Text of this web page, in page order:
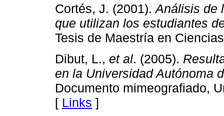
Cortés, J. (2001).Análisis de
que utilizan los estudiantes
Tesis de Maestría en
Dibut, L., et al. (2005).
en la Universidad Autónoma
Documento mimeografiado,
[ Links ]